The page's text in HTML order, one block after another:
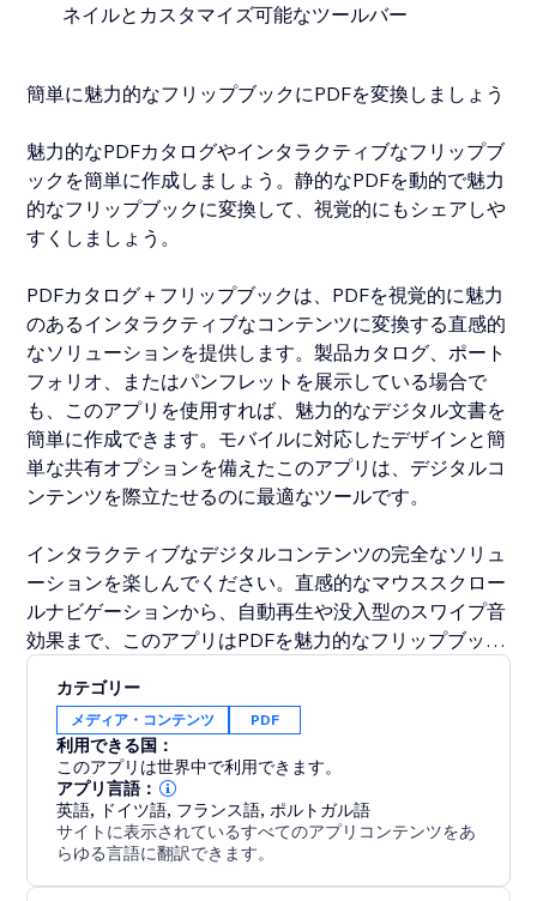
ネイルとカスタマイズ可能なツールバー
簡単に魅力的なフリップブックにPDFを変換しましょう
魅力的なPDFカタログやインタラクティブなフリップブ
ックを簡単に作成しましょう。静的なPDFを動的で魅力
的なフリップブックに変換して、視覚的にもシェアしや
すくしましょう。
PDFカタログ＋フリップブックは、PDFを視覚的に魅力
のあるインタラクティブなコンテンツに変換する直感的
なソリューションを提供します。製品カタログ、ポート
フォリオ、またはパンフレットを展示している場合で
も、このアプリを使用すれば、魅力的なデジタル文書を
簡単に作成できます。モバイルに対応したデザインと簡
単な共有オプションを備えたこのアプリは、デジタルコ
ンテンツを際立たせるのに最適なツールです。
インタラクティブなデジタルコンテンツの完全なソリュ
ーションを楽しんでください。直感的なマウススクロー
ルナビゲーションから、自動再生や没入型のスワイプ音
効果まで、このアプリはPDFを魅力的なフリップブック
ルバー、簡単なダウンロードオプションを備えたPDFカ
タログ＋フリップブックは、カタログやパンフレットの
展示に最適です。
カテゴリー
メディア・コンテンツ PDF
利用できる国：
このアプリは世界中で利用できます。
アプリ言語：
英語, ドイツ語, フランス語, ポルトガル語
サイトに表示されているすべてのアプリコンテンツをあ
らゆる言語に翻訳できます。